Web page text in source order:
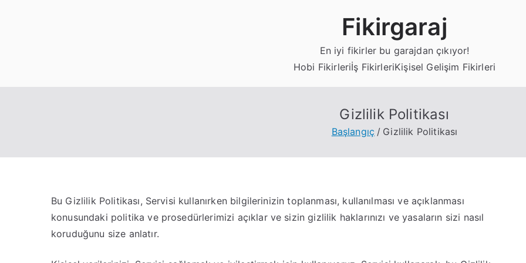
Fikirgaraj
En iyi fikirler bu garajdan çıkıyor!
Hobi Fikirleriİş FikirleriKişisel Gelişim Fikirleri
Gizlilik Politikası
Başlangıç Gizlilik Politikası
Bu Gizlilik Politikası, Servisi kullanırken bilgilerinizin toplanması, kullanılması ve açıklanması
konusundaki politika ve prosedürlerimizi açıklar ve sizin gizlilik haklarınızı ve yasaların sizi nasıl
koruduğunu size anlatır.